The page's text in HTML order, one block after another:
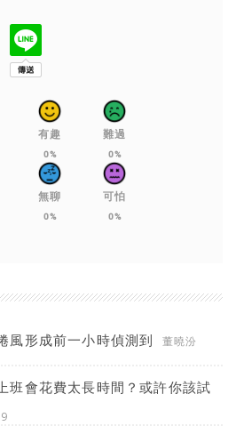
有趣
0%
難過
0%
無聊
0%
可怕
0%
風形成前一小時偵測到
董曉汾
班會花費太長時間？或許你該試